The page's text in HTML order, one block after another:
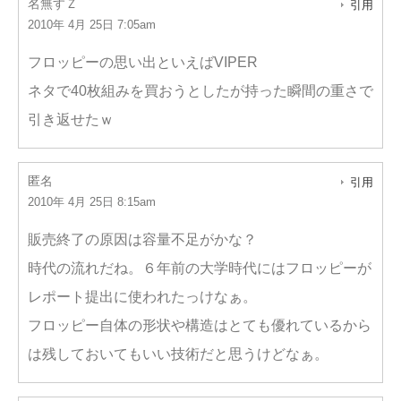
名無すＺ
2010年 4月 25日 7:05am
引用
フロッピーの思い出といえばVIPER
ネタで40枚組みを買おうとしたが持った瞬間の重さで
引き返せたｗ
匿名
2010年 4月 25日 8:15am
引用
販売終了の原因は容量不足がかな？
時代の流れだね。６年前の大学時代にはフロッピーが
レポート提出に使われたっけなぁ。
フロッピー自体の形状や構造はとても優れているから
は残しておいてもいい技術だと思うけどなぁ。